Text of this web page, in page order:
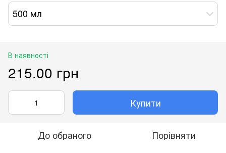
500 мл
В наявності
215.00 грн
Купити
До обраного Порівняти